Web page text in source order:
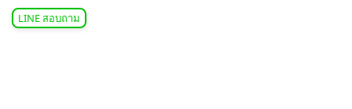
LINE สอบถาม